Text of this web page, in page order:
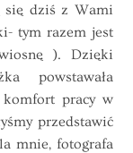
dziś z Wami
tym razem jest
). Dzięki
powstawała
komfort pracy w
przedstawić
mnie, fotografa